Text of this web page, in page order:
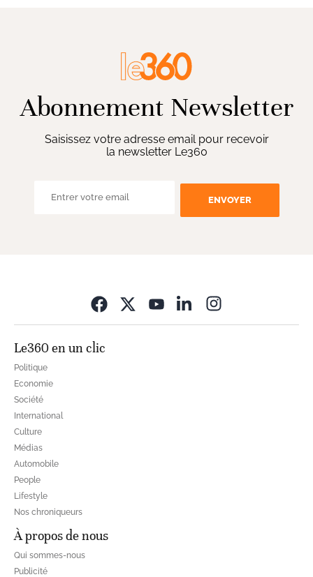
Abonnement Newsletter
Saisissez votre adresse email pour recevoir
la newsletter Le360
ENVOYER
Le360 en un clic
Politique
Economie
Société
International
Culture
Médias
Automobile
People
Lifestyle
Nos chroniqueurs
À propos de nous
Qui sommes-nous
Publicité